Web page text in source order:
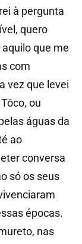
à pergunta
quero
que me
com
vez que levei
ou
águas da
ao
conversa
só os seus
épocas.
nas